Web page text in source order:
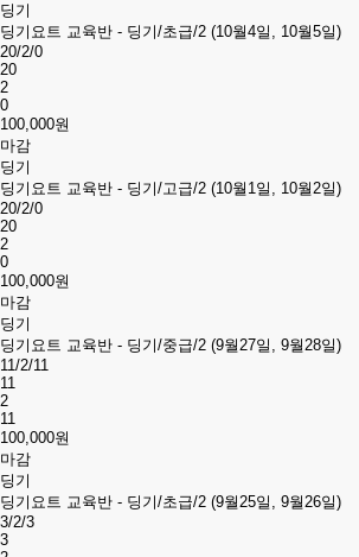
딩기
딩기요트 교육반 - 딩기/초급/2 (10월4일, 10월5일)
20/2/0
20
2
0
100,000원
마감
딩기
딩기요트 교육반 - 딩기/고급/2 (10월1일, 10월2일)
20/2/0
20
2
0
100,000원
마감
딩기
딩기요트 교육반 - 딩기/중급/2 (9월27일, 9월28일)
11/2/11
11
2
11
100,000원
마감
딩기
딩기요트 교육반 - 딩기/초급/2 (9월25일, 9월26일)
3/2/3
3